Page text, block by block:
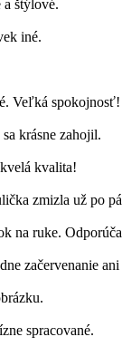
štýlové.
iné.
Veľká spokojnosť!
krásne zahojil.
kvalita!
zmizla už po
na ruke.
začervenanie
spracované.